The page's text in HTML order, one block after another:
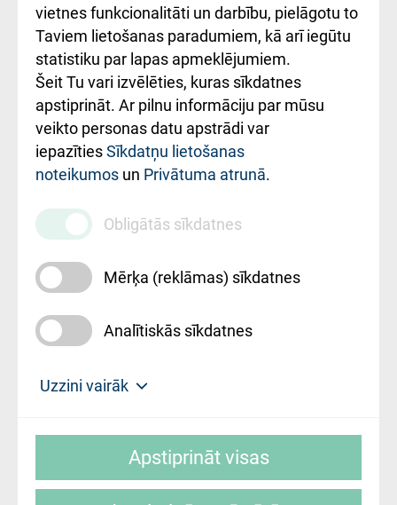
Rēķinu apmaksas
ceļvedis
Rekvizīti un
ārstniecības
iestādes kods
010000234
Maksas
pakalpojumu
cenrādis
vietnes funkcionalitāti un darbību, pielāgotu to
Taviem lietošanas paradumiem, kā arī iegūtu
statistiku par lapas apmeklējumiem.
Šeit Tu vari izvēlēties, kuras sīkdatnes
apstiprināt. Ar pilnu informāciju par mūsu
veikto personas datu apstrādi var
iepazītiesSīkdatņu lietošanas
noteikumos un Privātuma atrunā.
Obligātās sīkdatnes
Mērķa (reklāmas) sīkdatnes
Analītiskās sīkdatnes
Uzzini vairāk
slimnīca, turpmāk – Pārzinis, sīkdatņu
Apstiprināt visas